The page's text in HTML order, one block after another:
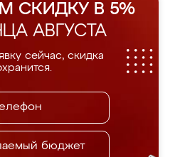
СКИДКУ В 5%
АВГУСТА
сейчас, скидка
бюджет